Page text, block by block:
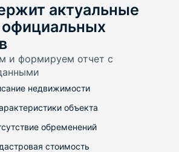
актуальные
и формируем отчет с
недвижимости
объекта
обременений
стоимость